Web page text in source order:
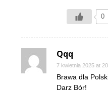
0
Qqq
7 kwietnia 2025 at
Brawa dla
Darz Bór!